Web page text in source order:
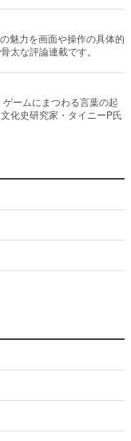
魅力を画面や操作の具体的
太な評論連載です。
ームにまつわる言葉の起
化史研究家・タイニーP氏